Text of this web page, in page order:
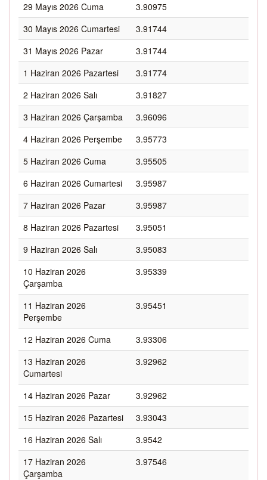
29 Mayıs 2026 Cuma
3.90975
30 Mayıs 2026 Cumartesi
3.91744
31 Mayıs 2026 Pazar
3.91744
1 Haziran 2026 Pazartesi
3.91774
2 Haziran 2026 Salı
3.91827
3 Haziran 2026 Çarşamba
3.96096
4 Haziran 2026 Perşembe
3.95773
5 Haziran 2026 Cuma
3.95505
6 Haziran 2026 Cumartesi
3.95987
7 Haziran 2026 Pazar
3.95987
8 Haziran 2026 Pazartesi
3.95051
9 Haziran 2026 Salı
3.95083
10 Haziran 2026
Çarşamba
3.95339
11 Haziran 2026
Perşembe
3.95451
12 Haziran 2026 Cuma
3.93306
13 Haziran 2026
Cumartesi
3.92962
14 Haziran 2026 Pazar
3.92962
15 Haziran 2026 Pazartesi
3.93043
16 Haziran 2026 Salı
3.9542
17 Haziran 2026
Çarşamba
3.97546